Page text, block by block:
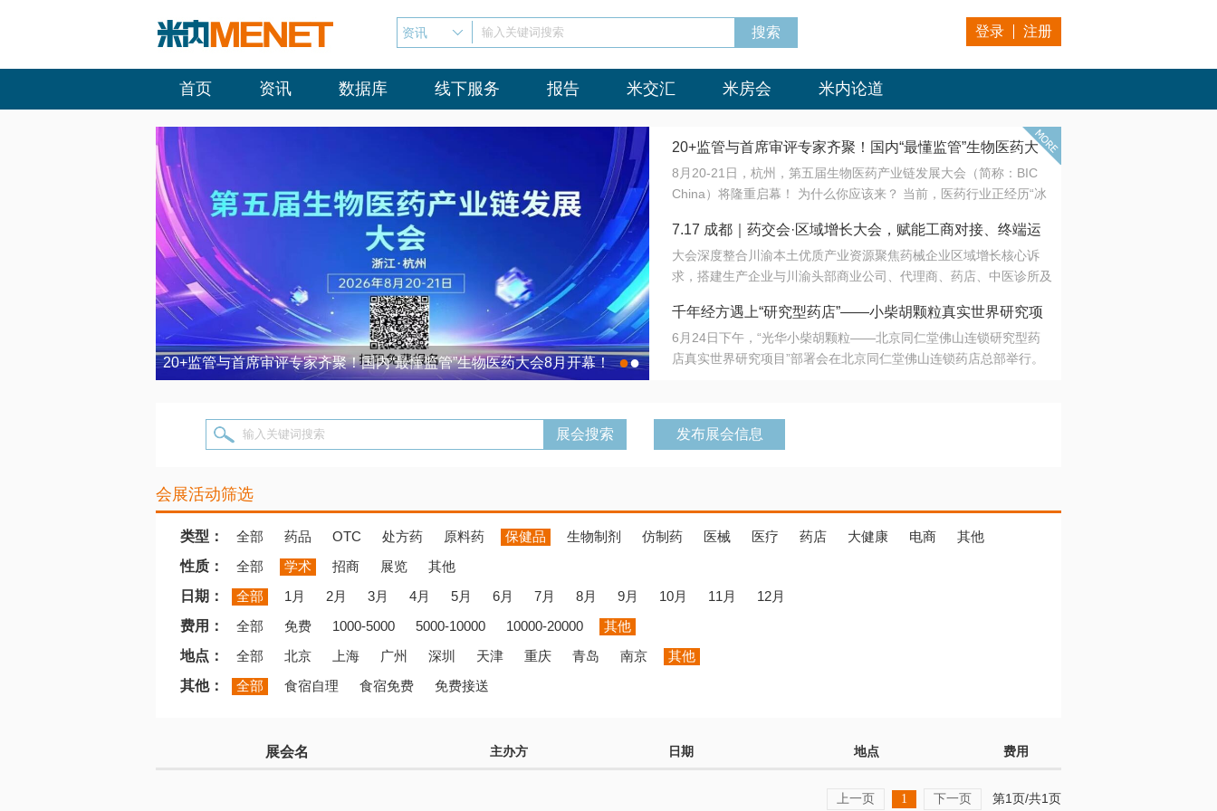
资讯 输入关键词搜索 登录 注册
首页 资讯 数据库 线下服务 报告 米交汇 米房会 米内论道
20+监管与首席审评专家齐聚！国内“最懂监管”生物医药大会8月开幕！ 7.17 成都｜药交会·区域增长大会，赋能工商对接、终端运营
●●
20+监管与首席审评专家齐聚！国内“最懂监管”生物医药大
会8月开幕！
8月20-21日，杭州，第五届生物医药产业链发展大会（简称：BIC
China）将隆重启幕！ 为什么你应该来？ 当前，医药行业正经历“冰
法正重新定义研发效率；另一端是创新药“最后一公里”的支付与入院
难题，呼唤更成熟的产业生态。 同质化“内卷”已无出路，全产业链协
同与出海能力建设才是破局关键。 本届大会以 “重构生态，定义未
算力突围；从中药创新、复杂药物制剂、CGT、多肽与小核酸的技
术攻坚，到CDMO的柔性智造。 我们致力于打破壁垒，让“实验
室”与“生产线”、“研发端”与“支付端”深度对话，更让监管、产业、资
7.17 成都｜药交会·区域增长大会，赋能工商对接、终端运
营
大会深度整合川渝本土优质产业资源聚焦药械企业区域增长核心诉
求，搭建生产企业与川渝头部商业公司、代理商、药店、中医诊所及
域增量份额夯实西南市场战略布局
千年经方遇上“研究型药店”——小柴胡颗粒真实世界研究项
目在北京同仁堂佛山连锁启动
6月24日下午，“光华小柴胡颗粒——北京同仁堂佛山连锁研究型药
店真实世界研究项目”部署会在北京同仁堂佛山连锁药店总部举行。
输入关键词搜索 发布展会信息
会展活动筛选
类型： 全部 药品 OTC 处方药 原料药 保健品 生物制剂 仿制药 医械 医疗 药店 大健康 电商
其他
性质：
全部 学术 招商 展览
其他
日期：
全部 1月 2月 3月 4月 5月 6月 7月 8月 9月 10月 11月
12月
费用：
全部 免费 1000-5000 5000-10000 10000-20000
其他
地点：
全部 北京 上海 广州 深圳 天津 重庆 青岛 南京
其他
其他：
全部 食宿自理 食宿免费 免费接送
展会名 主办方 日期 地点 费用
上一页 1 下一页 第1页/共1页